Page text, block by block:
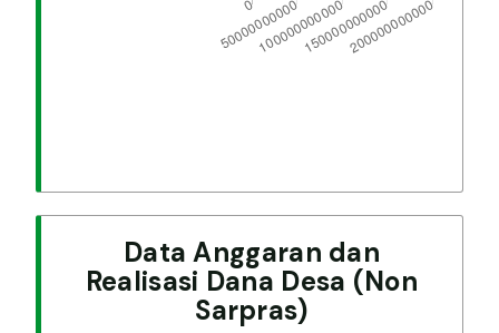
Data Anggaran dan
Realisasi Dana Desa (Non
Sarpras)